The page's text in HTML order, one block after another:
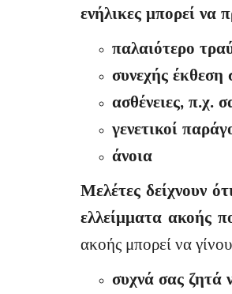
ενήλικες μπορεί να
παλαιότερο
συνεχής έκθεση
ασθένειες, π.χ.
γενετικοί
άνοια
Μελέτες δείχνουν
ελλείμματα ακοής
ακοής μπορεί να
συχνά σας ζητά